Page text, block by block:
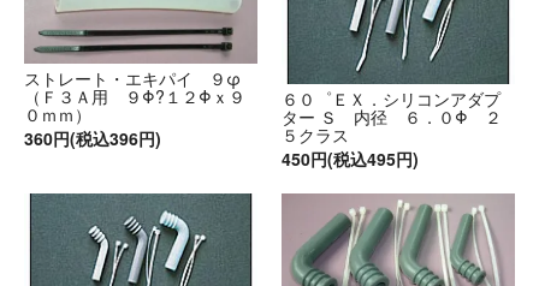
ストレート・エキパイ ９φ
（Ｆ３Ａ用 ９Φ?１２Φｘ９
０ｍｍ）
360円(税込396円)
６０゜ＥＸ．シリコンアダプ
ター Ｓ 内径 ６．０Φ ２
５クラス
450円(税込495円)